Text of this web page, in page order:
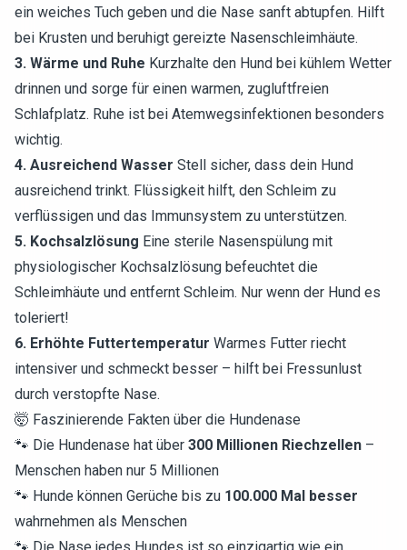
ein weiches Tuch geben und die Nase sanft abtupfen. Hilft
bei Krusten und beruhigt gereizte Nasenschleimhäute.
3. Wärme und Ruhe Kurzhalte den Hund bei kühlem Wetter
drinnen und sorge für einen warmen, zugluftfreien
Schlafplatz. Ruhe ist bei Atemwegsinfektionen besonders
wichtig.
4. Ausreichend Wasser Stell sicher, dass dein Hund
ausreichend trinkt. Flüssigkeit hilft, den Schleim zu
verflüssigen und das Immunsystem zu unterstützen.
5. Kochsalzlösung Eine sterile Nasenspülung mit
physiologischer Kochsalzlösung befeuchtet die
Schleimhäute und entfernt Schleim. Nur wenn der Hund es
toleriert!
6. Erhöhte Futtertemperatur Warmes Futter riecht
intensiver und schmeckt besser – hilft bei Fressunlust
durch verstopfte Nase.
🤯 Faszinierende Fakten über die Hundenase
🐾 Die Hundenase hat über 300 Millionen Riechzellen –
Menschen haben nur 5 Millionen
🐾 Hunde können Gerüche bis zu 100.000 Mal besser
wahrnehmen als Menschen